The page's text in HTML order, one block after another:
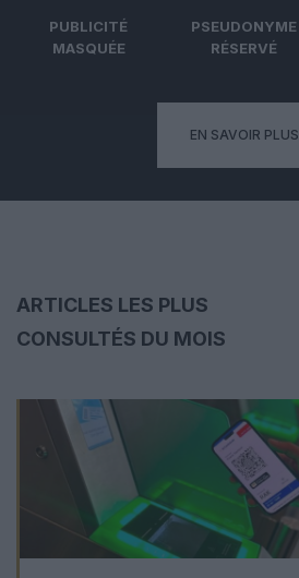
PUBLICITÉ
MASQUÉE
PSEUDONYME
RÉSERVÉ
EN SAVOIR PLUS
ARTICLES LES PLUS
CONSULTÉS DU MOIS